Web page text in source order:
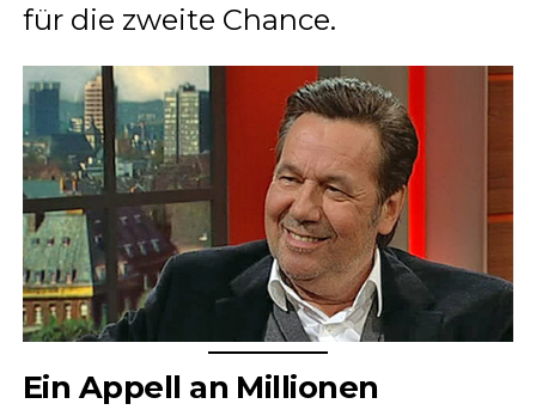
für die zweite Chance.
Ein Appell an Millionen